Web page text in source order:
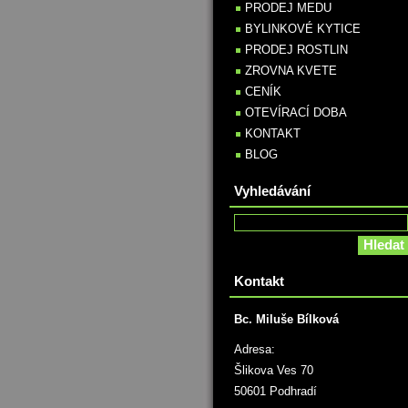
PRODEJ MEDU
BYLINKOVÉ KYTICE
PRODEJ ROSTLIN
ZROVNA KVETE
CENÍK
OTEVÍRACÍ DOBA
KONTAKT
BLOG
Vyhledávání
Kontakt
Bc. Miluše Bílková
Adresa:
Šlikova Ves 70
50601 Podhradí